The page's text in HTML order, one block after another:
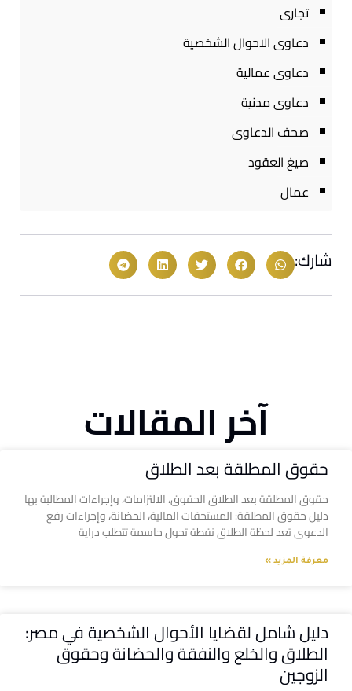
تجارى
دعاوى الاحوال الشخصية
دعاوى عمالية
دعاوى مدنية
صحف الدعاوى
صيغ العقود
عمال
شارك:
آخر المقالات
حقوق المطلقة بعد الطلاق
حقوق المطلقة بعد الطلاق الحقوق، الالتزامات، وإجراءات المطالبة بها
دليل حقوق المطلقة: المستحقات المالية، الحضانة، وإجراءات رفع
الدعوى تعد لحظة الطلاق نقطة تحول حاسمة تتطلب دراية
معرفة المزيد »
دليل شامل لقضايا الأحوال الشخصية في مصر:
الطلاق والخلع والنفقة والحضانة وحقوق
الزوجين